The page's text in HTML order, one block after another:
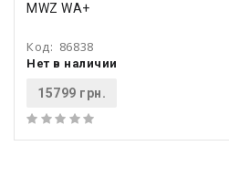
MWZ WA+
Код: 86838
Нет в наличии
15799 грн.